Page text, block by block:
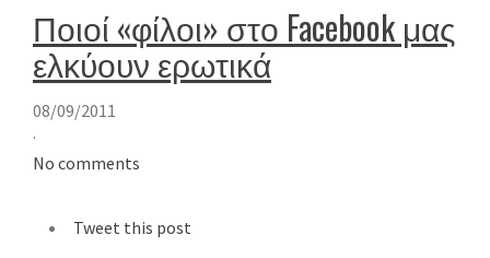
Ποιοί «φίλοι» στο Facebook μας
ελκύουν ερωτικά
08/09/2011
·
No comments
Tweet this post